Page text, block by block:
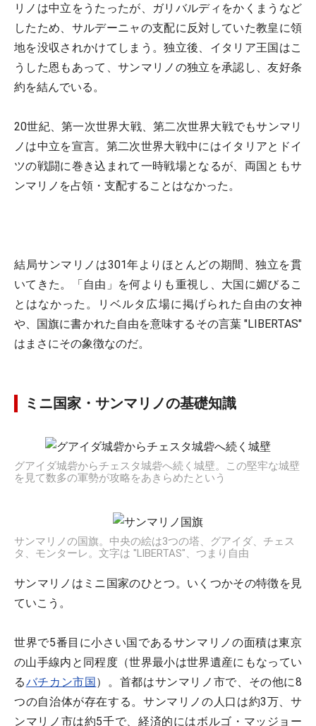
リノは中立をうたったが、ガリバルディをかくまうなど
したため、サルデーニャの支配に反対していた教皇に領
地を没収されかけてしまう。独立後、イタリア王国はこ
うした恩もあって、サンマリノの独立を承認し、友好条
約を結んでいる。
20世紀、第一次世界大戦、第二次世界大戦でもサンマリ
ノは中立を宣言。第二次世界大戦中にはイタリアとドイ
ツの戦闘に巻き込まれて一時戦場となるが、両国ともサ
ンマリノを占領・支配することはなかった。
結局サンマリノは301年よりほとんどの期間、独立を貫
いてきた。「自由」を何よりも重視し、大国に媚びるこ
とはなかった。リベルタ広場に掲げられた自由の女神
や、国旗に書かれた自由を意味するその言葉 "LIBERTAS"
はまさにその象徴なのだ。
ミニ国家・サンマリノの基礎知識
グアイダ城砦からチェスタ城砦へ続く城壁。この堅牢な城壁
を見て数多の軍勢が攻略をあきらめたという
サンマリノの国旗。中央の絵は3つの塔、グアイダ、チェス
タ、モンターレ。文字は "LIBERTAS"、つまり自由
サンマリノはミニ国家のひとつ。いくつかその特徴を見
ていこう。
世界で5番目に小さい国であるサンマリノの面積は東京
の山手線内と同程度（世界最小は世界遺産にもなってい
るバチカン市国）。首都はサンマリノ市で、その他に8
つの自治体が存在する。サンマリノの人口は約3万、サ
ンマリノ市は約5千で、経済的にはボルゴ・マッジョー